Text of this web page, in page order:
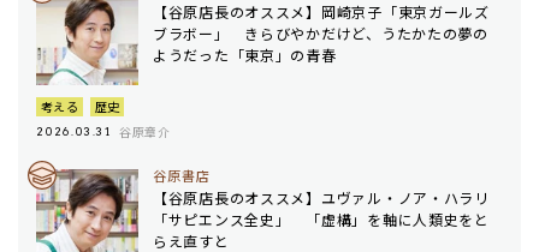
【谷原店長のオススメ】岡崎京子「東京ガールズ
ブラボー」 きらびやかだけど、うたかたの夢の
ようだった「東京」の青春
考える 歴史
2026.03.31 谷原章介
谷原書店
【谷原店長のオススメ】ユヴァル・ノア・ハラリ
「サピエンス全史」 「虚構」を軸に人類史をと
らえ直すと